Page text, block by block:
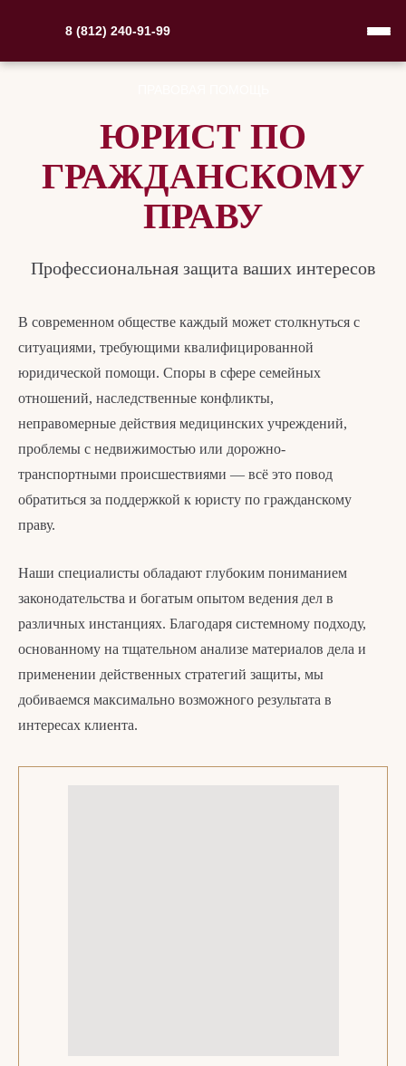
8 (812) 240-91-99
ЮРИСТ ПО
ГРАЖДАНСКОМУ
ПРАВУ
Профессиональная защита ваших интересов
В современном обществе каждый может столкнуться с
ситуациями, требующими квалифицированной
юридической помощи. Споры в сфере семейных
отношений, наследственные конфликты,
неправомерные действия медицинских учреждений,
проблемы с недвижимостью или дорожно-
транспортными происшествиями — всё это повод
обратиться за поддержкой к юристу по гражданскому
праву.
Наши специалисты обладают глубоким пониманием
законодательства и богатым опытом ведения дел в
различных инстанциях. Благодаря системному подходу,
основанному на тщательном анализе материалов дела и
применении действенных стратегий защиты, мы
добиваемся максимально возможного результата в
интересах клиента.